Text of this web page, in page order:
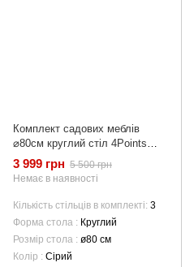
Комплект садових меблів
⌀80см круглий стіл 4Points
ARTE-3, Сірий
3 999 грн 5 500 грн
Немає в наявності
Кількість стільців в комплекті 3
Форма стола
Круглий
Розмір стола
ø80 см
Колір
Сірий